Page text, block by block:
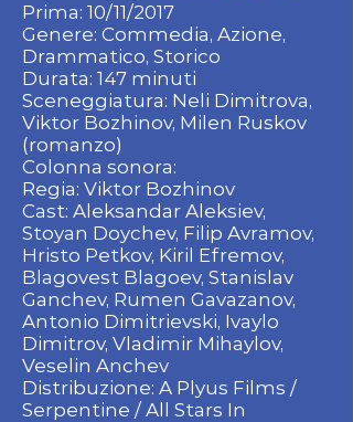
Prima: 10/11/2017
Genere: Commedia, Azione,
Drammatico, Storico
Durata: 147 minuti
Sceneggiatura: Neli Dimitrova,
Viktor Bozhinov, Milen Ruskov
(romanzo)
Colonna sonora:
Regia: Viktor Bozhinov
Cast: Aleksandar Aleksiev,
Stoyan Doychev, Filip Avramov,
Hristo Petkov, Kiril Efremov,
Blagovest Blagoev, Stanislav
Ganchev, Rumen Gavazanov,
Antonio Dimitrievski, Ivaylo
Dimitrov, Vladimir Mihaylov,
Veselin Anchev
Distribuzione: A Plyus Films /
Serpentine / All Stars In